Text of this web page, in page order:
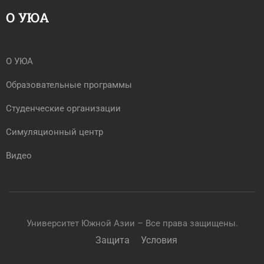
О УЮА
О УЮА
Образовательные программы
Студенческие организации
Симуляционный центр
Видео
Университет Южной Азии – Все права защищены.
Защита Условия